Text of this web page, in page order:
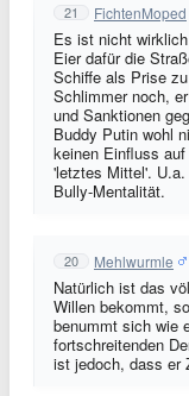
21 FichtenMoped
Es ist nicht
Eier dafür die
Schiffe als Prise
Schlimmer noch,
und Sanktionen
Buddy Putin wohl
keinen Einfluss
'letztes Mittel'.
Bully-Mentalität.
20 Mehlwurmle
Natürlich ist das
Willen bekommt,
benummt sich wie
fortschreitenden
ist jedoch, dass er